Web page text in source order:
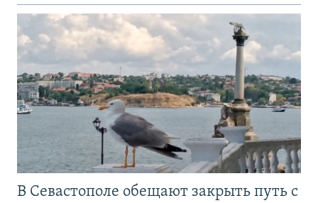
В Севастополе обещают закрыть путь с